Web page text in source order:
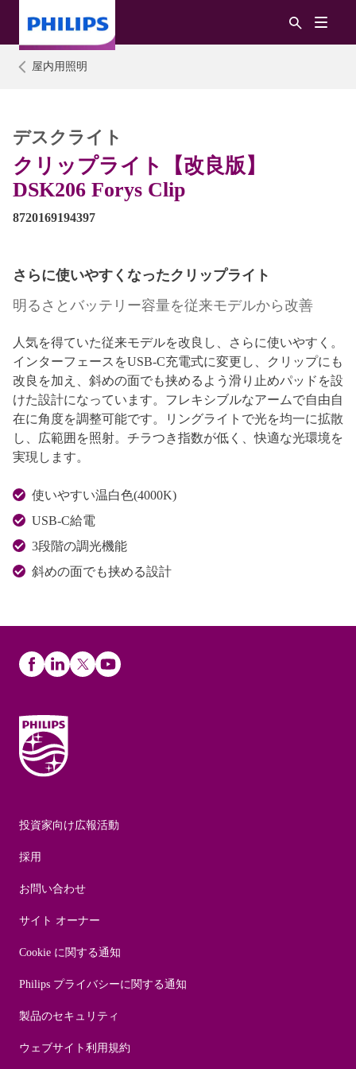
屋内用照明
クリップライト【改良版】
DSK206 Forys Clip
デスクライト
8720169194397
さらに使いやすくなったクリップライト
明るさとバッテリー容量を従来モデルから改善
人気を得ていた従来モデルを改良し、さらに使いやすく。
インターフェースをUSB-C充電式に変更し、クリップにも
改良を加え、斜めの面でも挟めるよう滑り止めパッドを設
けた設計になっています。フレキシブルなアームで自由自
在に角度を調整可能です。リングライトで光を均一に拡散
し、広範囲を照射。チラつき指数が低く、快適な光環境を
実現します。
使いやすい温白色(4000K)
USB-C給電
3段階の調光機能
斜めの面でも挟める設計
投資家向け広報活動
採用
お問い合わせ
サイト オーナー
Cookie に関する通知
Philips プライバシーに関する通知
製品のセキュリティ
ウェブサイト利用規約